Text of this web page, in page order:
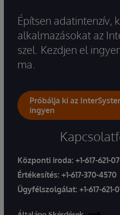
Építsen adatintenzív,
alkalmazásokat az
szel. Kezdjen el
ma.
Próbálja ki az
ingyen
Központi iroda: +1-617-621-
Értékesítés: +1-617-370-4570
Ügyfélszolgálat: +1-617-621-